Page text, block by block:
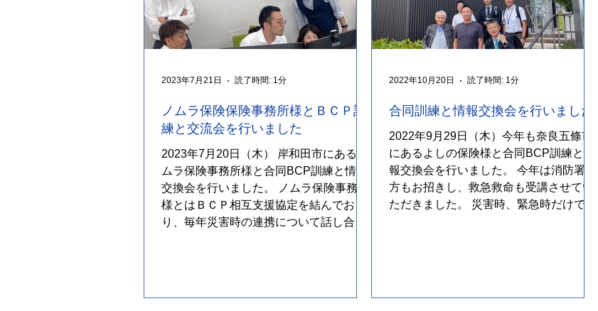
ノムラ保険保険事務所様とＢＣＰ訓
練と交流会を行いました
2023年7月20日（木） 岸和田市にあるノ
ムラ保険事務所様と合同BCP訓練と情報
交換会を行いました。 ノムラ保険事務所
様とはＢＣＰ相互支援協定を結んでお
り、毎年災害時の連携について話し合い
2023年7月21日 読了時間: 1分
合同訓練と情報交換会を行いました
2022年9月29日（木）今年も奈良五條市
にあるよしの保険様と合同BCP訓練と情
報交換会を行いました。 今年は消防署の
方もお招きし、救急救命も受講させてい
ただきました。 災害時、緊急時だけでな
2022年10月20日 読了時間: 1分